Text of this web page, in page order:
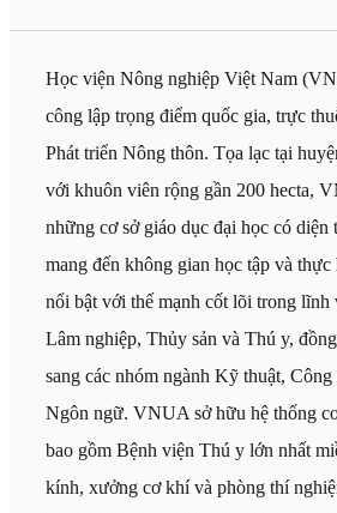
Học viện Nông nghiệp Việt Nam
công lập trọng điểm quốc gia, trực
Phát triển Nông thôn. Tọa lạc tại
với khuôn viên rộng gần 200 hecta,
những cơ sở giáo dục đại học có
mang đến không gian học tập và
nổi bật với thế mạnh cốt lõi trong lĩnh
Lâm nghiệp, Thủy sản và Thú y,
sang các nhóm ngành Kỹ thuật,
Ngôn ngữ. VNUA sở hữu hệ thống
bao gồm Bệnh viện Thú y lớn nhất
kính, xưởng cơ khí và phòng thí